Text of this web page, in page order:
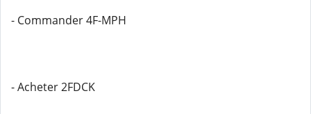
- Commander 4F-MPH
- Acheter 2FDCK